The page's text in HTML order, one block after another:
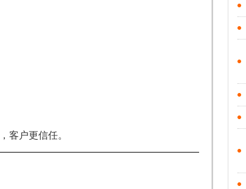
，客户更信任。